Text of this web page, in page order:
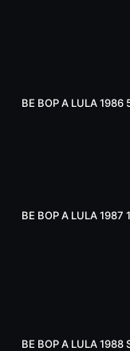
BE BOP A LULA 1986
BE BOP A LULA
BE BOP A LULA